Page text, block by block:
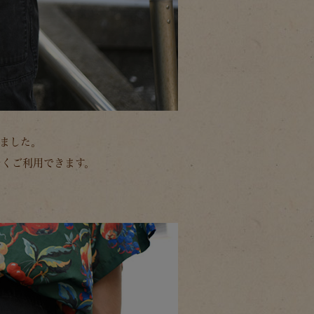
した。
ご利用できます。